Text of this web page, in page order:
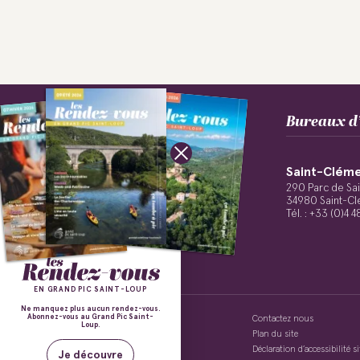
Suivez-nous !
Bureaux
Saint-
290 Parc de
34980 Saint-
Tél. : +33 (0)4
Politique de confidentialité
Contactez nous
Plan du site
Conditions Générales de Vente
Déclaration d’accessibilité
EN GRAND PIC SAINT-LOUP
Ne manquez plus aucun rendez-vous.
Abonnez-vous au Grand Pic Saint-
Loup.
Je découvre